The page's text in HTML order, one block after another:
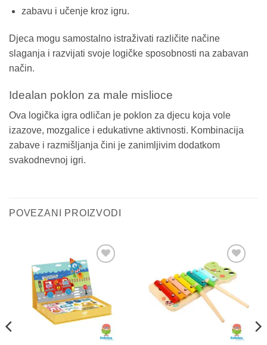
zabavu i učenje kroz igru.
Djeca mogu samostalno istraživati različite načine
slaganja i razvijati svoje logičke sposobnosti na zabavan
način.
Idealan poklon za male mislioce
Ova logička igra odličan je poklon za djecu koja vole
izazove, mozgalice i edukativne aktivnosti. Kombinacija
zabave i razmišljanja čini je zanimljivim dodatkom
svakodnevnoj igri.
POVEZANI PROIZVODI
Sačuvaj
proizvod
Sačuvaj
proizvod